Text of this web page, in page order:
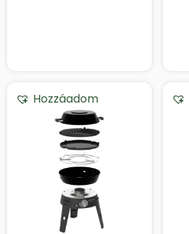
Hozzáadom